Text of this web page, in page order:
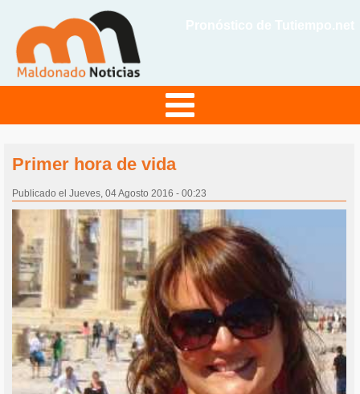
Primer hora de vida
Publicado el Jueves, 04 Agosto 2016 - 00:23